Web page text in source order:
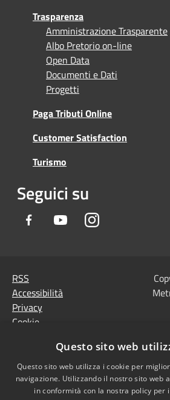
Trasparenza
Amministrazione Trasparente
Albo Pretorio on-line
Open Data
Documenti e Dati
Progetti
Paga Tributi Online
Customer Satisfaction
Turismo
Seguici su
Facebook YoutubeInstagram
RSS
Accessibilità
Privacy
Cookie
Note Legali
Agenzia per l'Italia
digitale
Questo sito web
Questo sito web utilizza i cookie per
navigazione. Utilizzando il nostro sito web
in conformità con la nostra policy per